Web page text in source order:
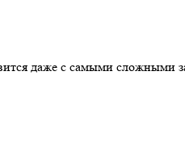
даже с самыми сложными